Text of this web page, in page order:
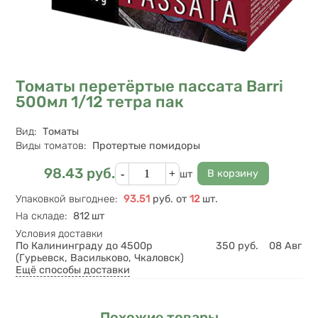
Томаты перетёртые пассата Barri
500мл 1/12 тетра пак
Характеристики
Вид: Томаты
Виды томатов: Протертые помидоры
Цена
98.43 руб.Кол-во шт
Упаковкой выгоднее: 93.51 руб. от 12 шт.
На складе: 812 шт
Условия доставки
По Калининграду до 4500р
(Гурьевск, Васильково, Чкаловск)
350 руб.
08 Авг
Ещё способы доставки